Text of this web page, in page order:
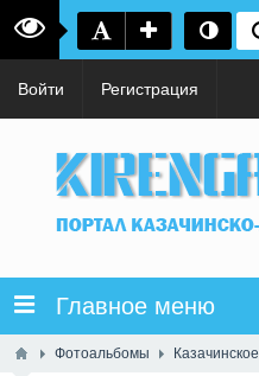
Войти Регистрация
Главное меню
Фотоальбомы Казачинское